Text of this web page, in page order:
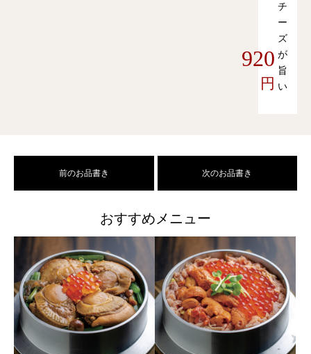
チ
ー
ズ
が
旨
い
920
円
前のお品書き 次のお品書き
おすすめメニュー